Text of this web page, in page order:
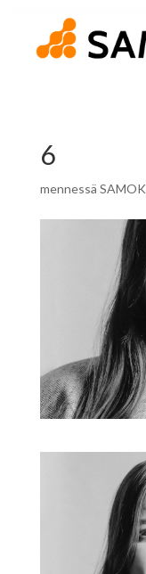
6
mennessä SAMOK